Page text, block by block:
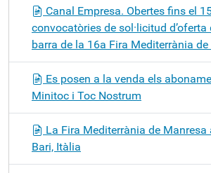
Canal Empresa. Obertes fins el
convocatòries de sol·licitud d’oferta
barra de la 16a Fira Mediterrània
Es posen a la venda els
Minitoc i Toc Nostrum
La Fira Mediterrània de Manresa
Bari, Itàlia